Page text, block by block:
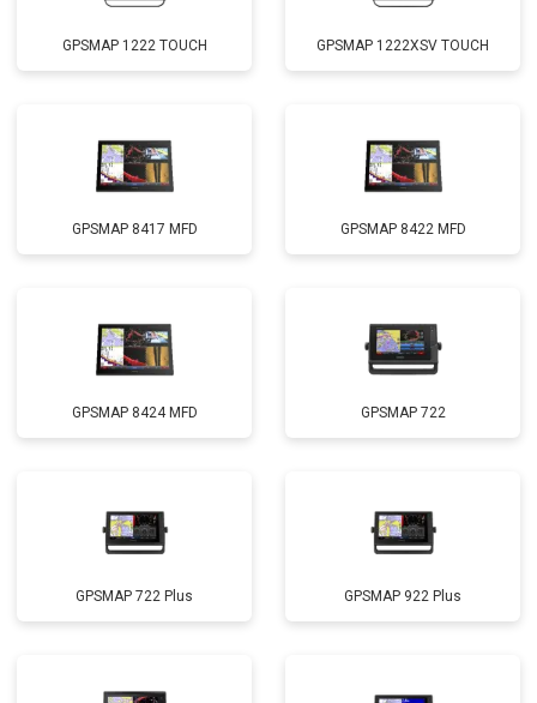
GPSMAP 1222 TOUCH GPSMAP 1222XSV TOUCH
GPSMAP 8417 MFD GPSMAP 8422 MFD
GPSMAP 8424 MFD GPSMAP 722
GPSMAP 722 Plus GPSMAP 922 Plus